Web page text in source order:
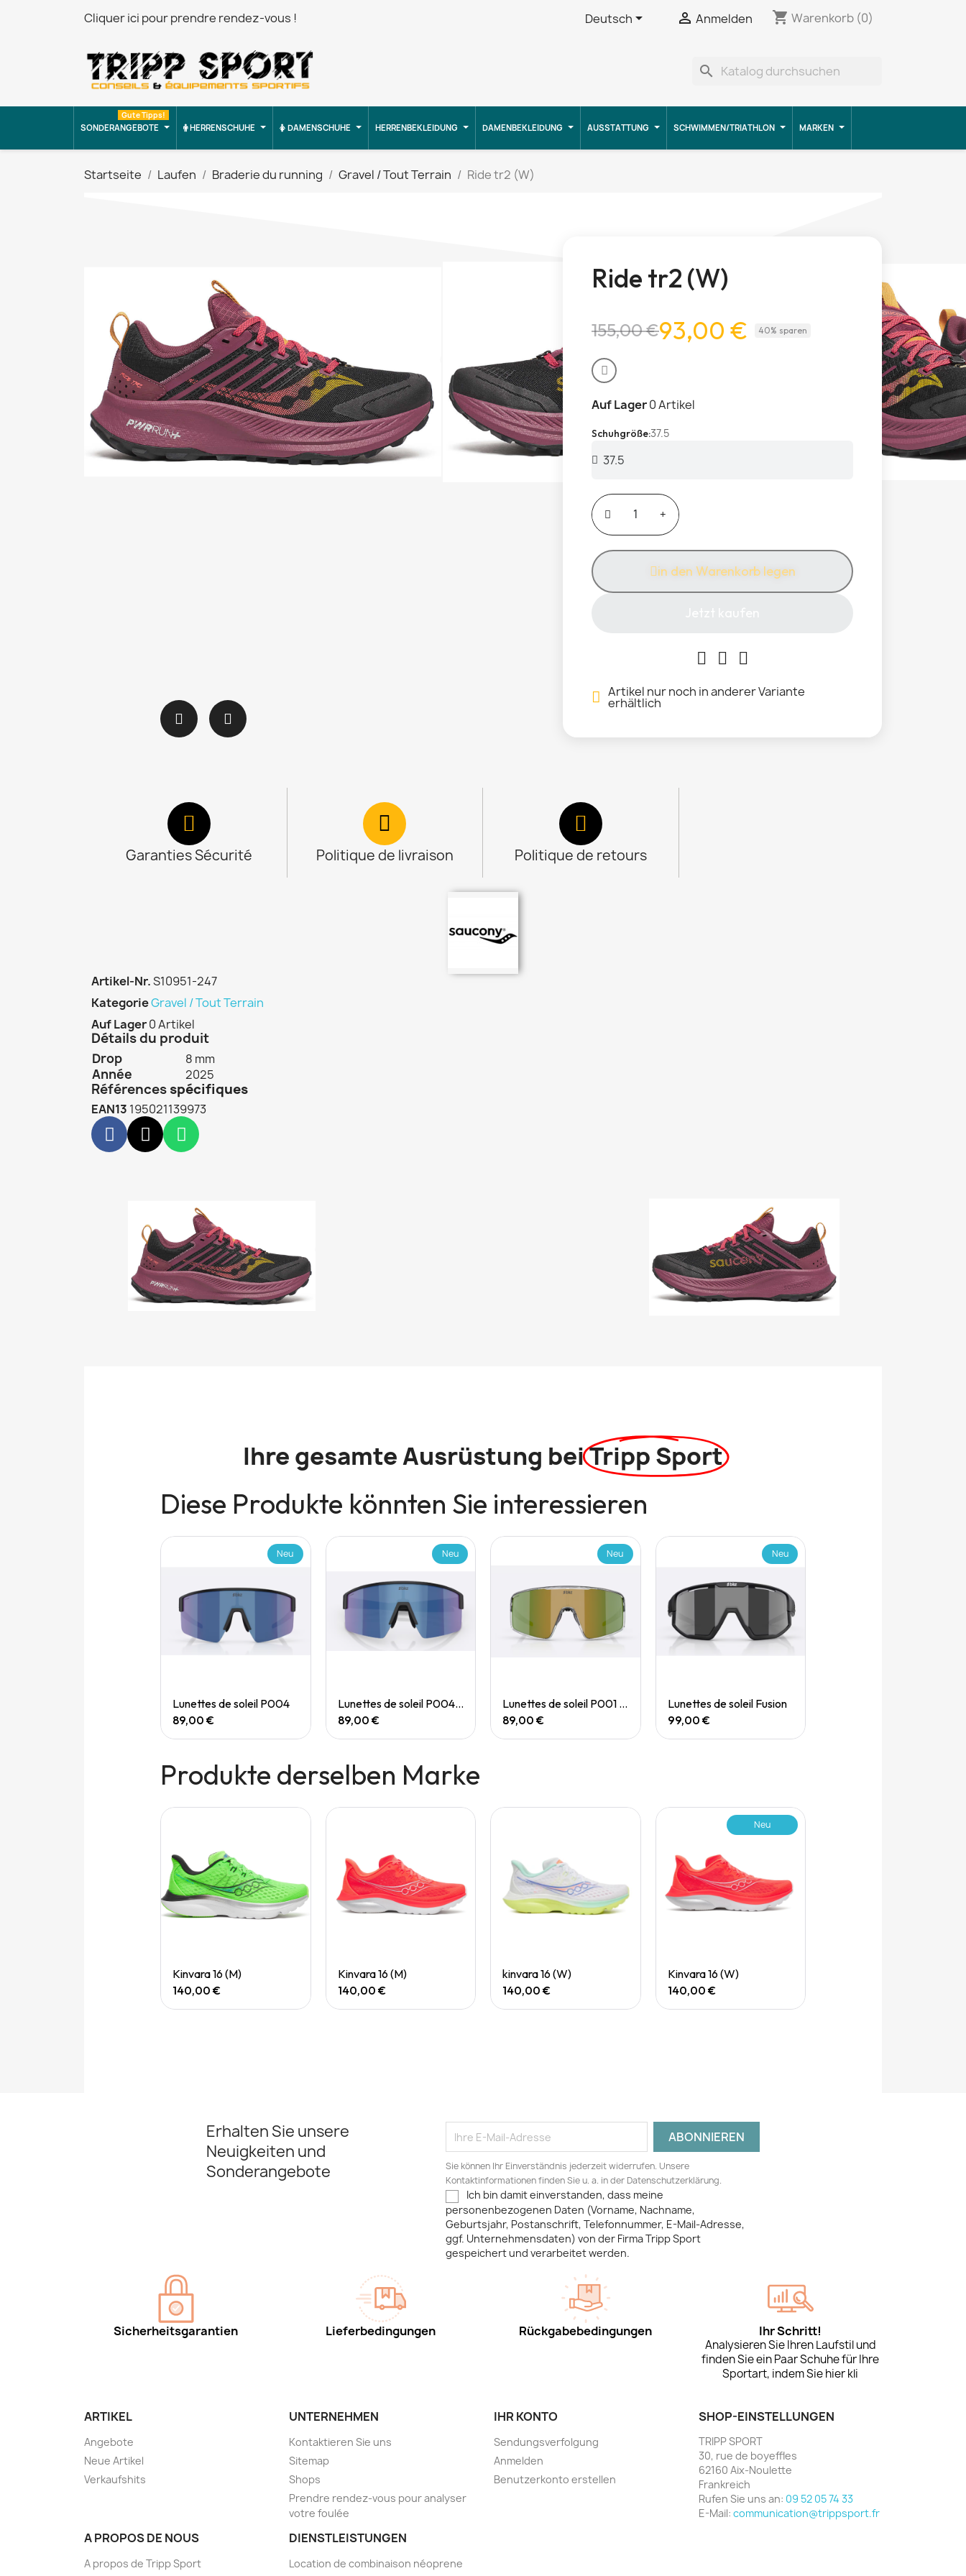
Cliquer ici pour prendre rendez-vous ! Deutsch  Anmelden shopping_cart Warenkorb (0)
search
SONDERANGEBOTE
Gute Tipps!
HERRENSCHUHE DAMENSCHUHE HERRENBEKLEIDUNG DAMENBEKLEIDUNG AUSSTATTUNG SCHWIMMEN/TRIATHLON MARKEN
Startseite Laufen Braderie du running Gravel / Tout Terrain Ride tr2 (W)
Ride tr2 (W)
155,00 €93,00 € 40% sparen
Auf Lager0 Artikel
Schuhgröße 37.5
in den Warenkorb legen
Artikel nur noch in anderer Variante
erhältlich
Garanties Sécurité Politique de livraison Politique de retours
Artikel-Nr.S10951-247
KategorieGravel / Tout Terrain
Auf Lager0 Artikel
Détails du produit
Drop 8 mm
Année 2025
Références spécifiques
EAN13 195021139973
Ihre gesamte Ausrüstung beiTripp Sport
Diese Produkte könnten Sie interessieren
Quick View
Neu
Lunettes de soleil P004
89,00 €
Quick View
Neu
Lunettes de soleil P004 Small
89,00 €
Quick View
Neu
Lunettes de soleil P001 Small
89,00 €
Quick View
Neu
Lunettes de soleil Fusion
99,00 €
Produkte derselben Marke
Quick View
Kinvara 16 (M)
140,00 €
Quick View
Kinvara 16 (M)
140,00 €
Quick View
kinvara 16 (W)
140,00 €
Quick View
Neu
Kinvara 16 (W)
140,00 €
Erhalten Sie unsere
Neuigkeiten und
Sonderangebote
Sie können Ihr Einverständnis jederzeit widerrufen. Unsere
Kontaktinformationen finden Sie u. a. in der Datenschutzerklärung.
Ich bin damit einverstanden, dass meine
personenbezogenen Daten (Vorname, Nachname,
Geburtsjahr, Postanschrift, Telefonnummer, E-Mail-Adresse,
ggf. Unternehmensdaten) von der Firma Tripp Sport
gespeichert und verarbeitet werden.
Sicherheitsgarantien Lieferbedingungen Rückgabebedingungen Ihr Schritt!
Analysieren Sie Ihren Laufstil und
finden Sie ein Paar Schuhe für Ihre
Sportart, indem Sie hier kli
ARTIKEL
Angebote
Neue Artikel
Verkaufshits
UNTERNEHMEN
Kontaktieren Sie uns
Sitemap
Shops
Prendre rendez-vous pour analyser
votre foulée
A PROPOS DE NOUS
A propos de Tripp Sport
DIENSTLEISTUNGEN
Location de combinaison néoprene
IHR KONTO
Sendungsverfolgung
Anmelden
Benutzerkonto erstellen
SHOP-EINSTELLUNGEN
TRIPP SPORT
30, rue de boyeffles
62160 Aix-Noulette
Frankreich
Rufen Sie uns an: 09 52 05 74 33
E-Mail: communication@trippsport.fr